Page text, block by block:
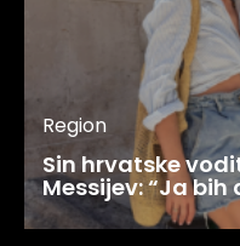
Region
Sin hrvatske
Messijev: “Ja bih